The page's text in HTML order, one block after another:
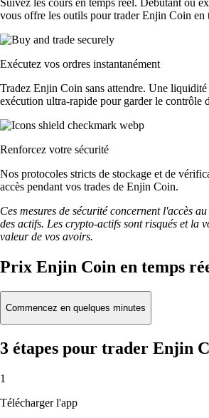
vous offre les outils pour trader Enjin Coin en
Exécutez vos ordres instantanément
Tradez Enjin Coin sans attendre. Une
exécution ultra-rapide pour garder le contrôle
Renforcez votre sécurité
Nos protocoles stricts de stockage et de
accès pendant vos trades de Enjin Coin.
Ces mesures de sécurité concernent l'accès
des actifs. Les crypto-actifs sont risqués et la
valeur de vos avoirs.
Prix Enjin Coin en temps
Commencez en quelques minutes
3 étapes pour trader Enjin
1
Télécharger l'app